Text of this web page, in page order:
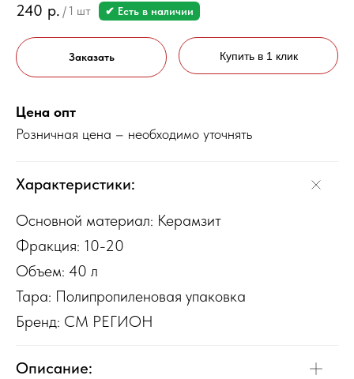
240 р. / 1 шт ✔ Есть в наличии
Заказать Купить в 1 клик
Цена опт
Розничная цена – необходимо уточнять
Характеристики:
Основной материал: Керамзит
Фракция: 10-20
Объем: 40 л
Тара: Полипропиленовая упаковка
Бренд: СМ РЕГИОН
Описание: